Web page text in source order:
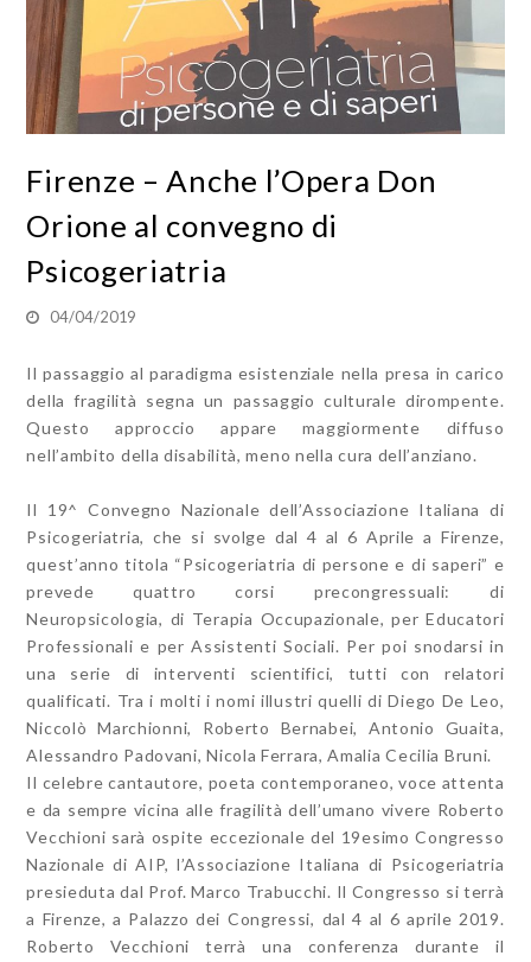
Firenze – Anche l’Opera Don
Orione al convegno di
Psicogeriatria
04/04/2019
Il passaggio al paradigma esistenziale nella presa in carico
della fragilità segna un passaggio culturale dirompente.
Questo approccio appare maggiormente diffuso
nell’ambito della disabilità, meno nella cura dell’anziano.
Il 19^ Convegno Nazionale dell’Associazione Italiana di
Psicogeriatria, che si svolge dal 4 al 6 Aprile a Firenze,
quest’anno titola “Psicogeriatria di persone e di saperi” e
prevede quattro corsi precongressuali: di
Neuropsicologia, di Terapia Occupazionale, per Educatori
Professionali e per Assistenti Sociali. Per poi snodarsi in
una serie di interventi scientifici, tutti con relatori
qualificati. Tra i molti i nomi illustri quelli di Diego De Leo,
Niccolò Marchionni, Roberto Bernabei, Antonio Guaita,
Alessandro Padovani, Nicola Ferrara, Amalia Cecilia Bruni.
Il celebre cantautore, poeta contemporaneo, voce attenta
e da sempre vicina alle fragilità dell’umano vivere Roberto
Vecchioni sarà ospite eccezionale del 19esimo Congresso
Nazionale di AIP, l’Associazione Italiana di Psicogeriatria
presieduta dal Prof. Marco Trabucchi. Il Congresso si terrà
a Firenze, a Palazzo dei Congressi, dal 4 al 6 aprile 2019.
Roberto Vecchioni terrà una conferenza durante il